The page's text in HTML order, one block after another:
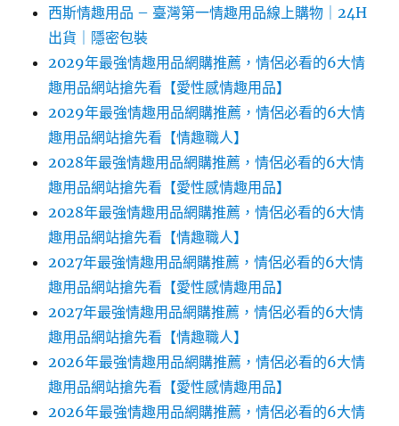
西斯情趣用品 – 臺灣第一情趣用品線上購物｜24H
出貨｜隱密包裝
2029年最強情趣用品網購推薦，情侶必看的6大情
趣用品網站搶先看【愛性感情趣用品】
2029年最強情趣用品網購推薦，情侶必看的6大情
趣用品網站搶先看【情趣職人】
2028年最強情趣用品網購推薦，情侶必看的6大情
趣用品網站搶先看【愛性感情趣用品】
2028年最強情趣用品網購推薦，情侶必看的6大情
趣用品網站搶先看【情趣職人】
2027年最強情趣用品網購推薦，情侶必看的6大情
趣用品網站搶先看【愛性感情趣用品】
2027年最強情趣用品網購推薦，情侶必看的6大情
趣用品網站搶先看【情趣職人】
2026年最強情趣用品網購推薦，情侶必看的6大情
趣用品網站搶先看【愛性感情趣用品】
2026年最強情趣用品網購推薦，情侶必看的6大情